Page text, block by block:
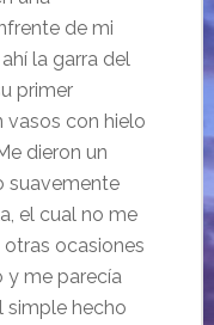
de mi
la garra del
primer
vasos con hielo
dieron un
suavemente
el cual no me
ocasiones
y me parecía
simple hecho